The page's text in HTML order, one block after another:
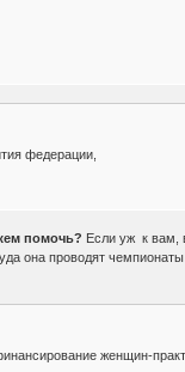
федерации,
помочь? Если уж к вам,
она проводят
женщин-